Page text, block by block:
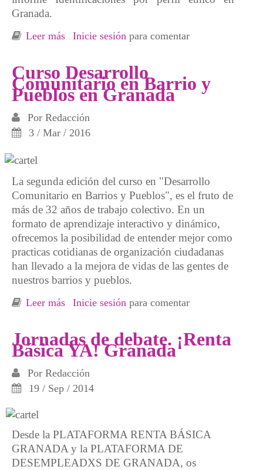
Granada.
Leer más sobre Identificaciones policiales basadas en
Inicie sesión para comentar
Curso Desarrollo
Comunitario en Barrio y
Pueblos en Granada
Por Redacción
3 / Mar / 2016
La segunda edición del curso en "Desarrollo
Comunitario en Barrios y Pueblos", es el fruto de
más de 32 años de trabajo colectivo. En un
formato de aprendizaje interactivo y dinámico,
ofrecemos la posibilidad de entender mejor como
practicas cotidianas de organización ciudadanas
han llevado a la mejora de vidas de las gentes de
nuestros barrios y pueblos.
Leer más sobre Curso Desarrollo Comunitario en Barrio
Inicie sesión para comentar
Jornadas de debate. ¡Renta
Básica YA! Granada
Por Redacción
19 / Sep / 2014
Desde la PLATAFORMA RENTA BÁSICA
GRANADA y la PLATAFORMA DE
DESEMPLEADXS DE GRANADA, os